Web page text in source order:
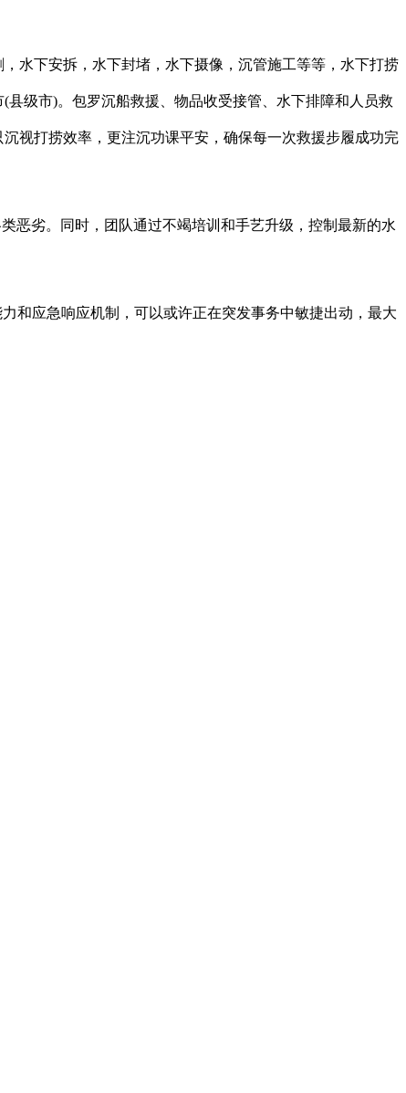
水下安拆，水下封堵，水下摄像，沉管施工等等，水下打捞
级市)。包罗沉船救援、物品收受接管、水下排障和人员救
视打捞效率，更注沉功课平安，确保每一次救援步履成功完
劣。同时，团队通过不竭培训和手艺升级，控制最新的水
应急响应机制，可以或许正在突发事务中敏捷出动，最大